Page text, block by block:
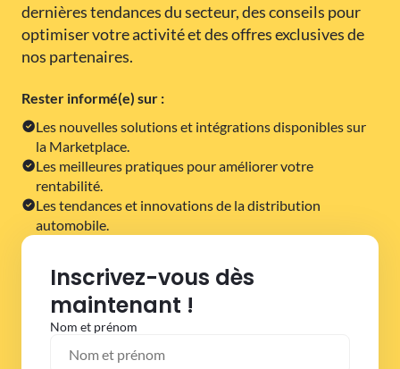
dernières tendances du secteur, des conseils pour
optimiser votre activité et des offres exclusives de
nos partenaires.
Rester informé(e) sur :
Les nouvelles solutions et intégrations disponibles sur
la Marketplace.
Les meilleures pratiques pour améliorer votre
rentabilité.
Les tendances et innovations de la distribution
automobile.
Inscrivez-vous dès
maintenant !
Nom et prénom